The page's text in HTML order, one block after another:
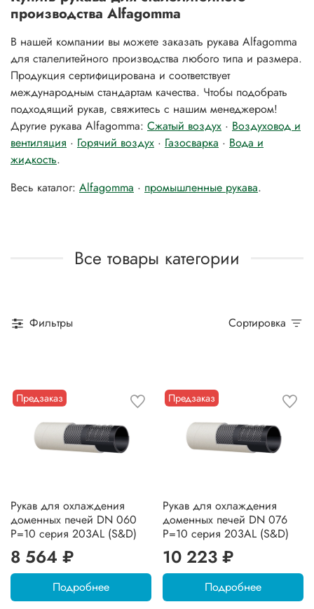
производства Alfagomma
В нашей компании вы можете заказать рукава Alfagomma
для сталелитейного производства любого типа и размера.
Продукция сертифицирована и соответствует
международным стандартам качества. Чтобы подобрать
подходящий рукав, свяжитесь с нашим менеджером!
Другие рукава Alfagomma: Сжатый воздух · Воздуховод и
вентиляция · Горячий воздух · Газосварка · Вода и
жидкость.
Весь каталог: Alfagomma · промышленные рукава.
Все товары категории
Фильтры Сортировка
Предзаказ
Рукав для охлаждения
доменных печей DN 060
P=10 серия 203AL (S&D)
8 564 ₽
Подробнее
Предзаказ
Рукав для охлаждения
доменных печей DN 076
P=10 серия 203AL (S&D)
10 223 ₽
Подробнее